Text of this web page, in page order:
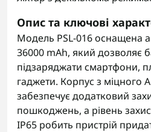
Опис та ключові
Модель PSL-016 оснащена
36000 mAh, який дозволяє
підзаряджати смартфони,
гаджети. Корпус з міцного
забезпечує додатковий
пошкоджень, а рівень
IP65 робить пристрій